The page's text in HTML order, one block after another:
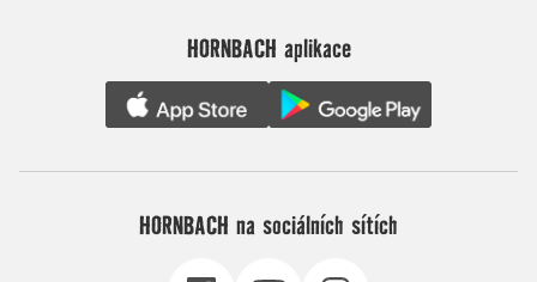
HORNBACH aplikace
HORNBACH na sociálních sítích